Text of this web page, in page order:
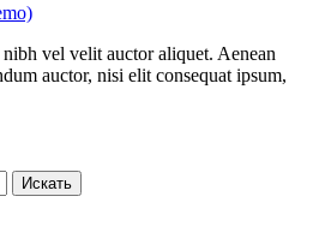
vel velit auctor aliquet. Aenean
auctor, nisi elit consequat ipsum,
Искать